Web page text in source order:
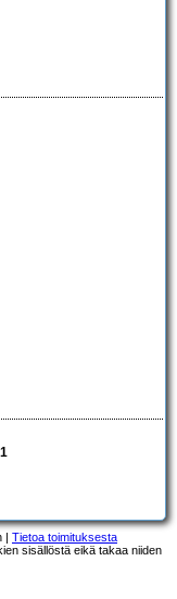
| Tietoa toimituksesta
sisällöstä eikä takaa niiden